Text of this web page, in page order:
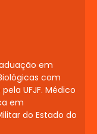
Cognição
de
em
com
UFJF. Médico
em
do Estado do